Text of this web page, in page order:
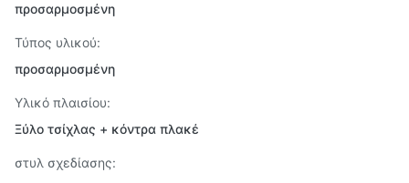
προσαρμοσμένη
Τύπος υλικού:
προσαρμοσμένη
Υλικό πλαισίου:
Ξύλο τσίχλας + κόντρα πλακέ
στυλ σχεδίασης: